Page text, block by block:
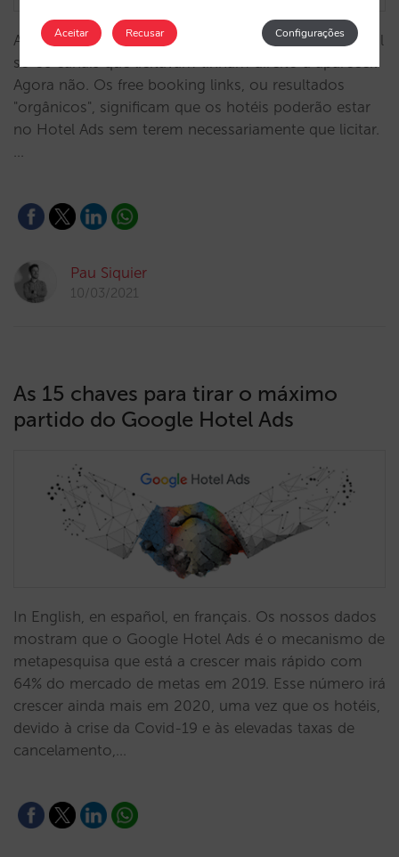
Até à data, o Hotel Ads era uma montra paga na qual
só os canais que licitavam tinham direito a aparecer.
Agora não. Os free booking links, ou resultados
"orgânicos", significam que os hotéis poderão estar
no Hotel Ads sem terem necessariamente que licitar.
…
Pau Siquier
10/03/2021
As 15 chaves para tirar o máximo
partido do Google Hotel Ads
In English, en español, en français. Os nossos dados
mostram que o Google Hotel Ads é o mecanismo de
metapesquisa que está a crescer mais rápido com
64% do mercado de metas em 2019. Esse número irá
crescer ainda mais em 2020, uma vez que os hotéis,
devido à crise da Covid-19 e às elevadas taxas de
cancelamento,…
Aceitar Configurações
Recusar